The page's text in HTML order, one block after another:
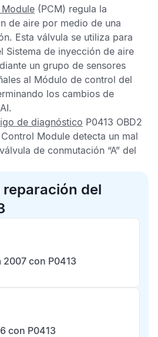
(PCM) regula la
de aire por medio de una
Esta válvula se utiliza para
Sistema de inyección de aire
un grupo de sensores
al Módulo de control del
los cambios de
.
de diagnóstico P0413 OBD2
Module detecta un mal
de conmutación “A” del
del
con P0413
con P0413